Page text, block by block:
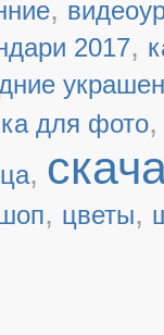
,
2017,
для фото
,
, цветы,